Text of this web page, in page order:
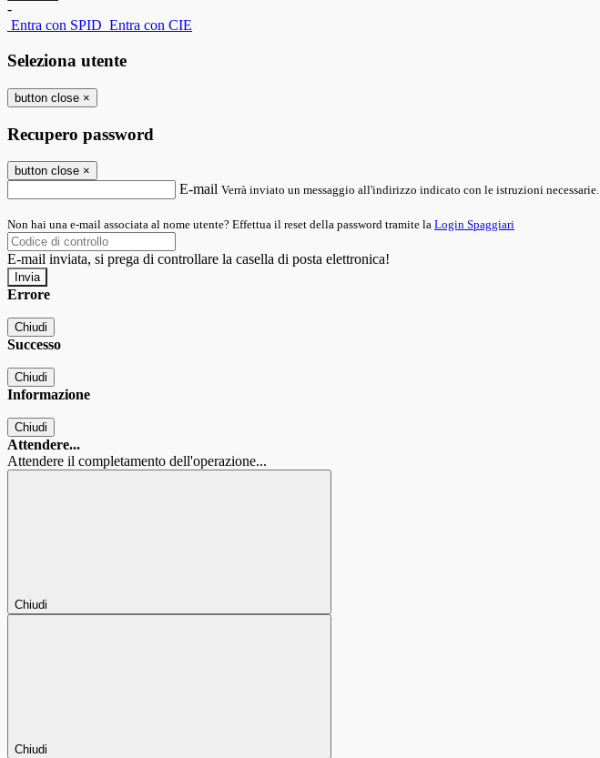
-
Entra con SPID Entra con CIE
Seleziona utente
button close ×
Recupero password
button close ×
E-mail Verrà inviato un messaggio all'indirizzo indicato con le istruzioni necessarie.
Non hai una e-mail associata al nome utente? Effettua il reset della password tramite la Login Spaggiari
E-mail inviata, si prega di controllare la casella di posta elettronica!
Errore
Chiudi
Successo
Chiudi
Informazione
Chiudi
Attendere...
Attendere il completamento dell'operazione...
Chiudi
Chiudi